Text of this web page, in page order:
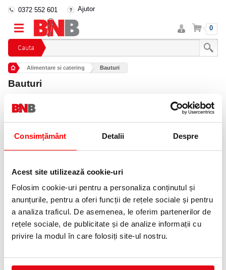
Consimțământ Detalii Despre
Acest site utilizează cookie-uri
Folosim cookie-uri pentru a personaliza conținutul și
anunțurile, pentru a oferi funcții de rețele sociale și pentru
a analiza traficul. De asemenea, le oferim partenerilor de
rețele sociale, de publicitate și de analize informații cu
privire la modul în care folosiți site-ul nostru.
Cauta
0372 552 601 Ajutor
Intra
in
cont
Cos 0
Alimentare si catering Bauturi
Bauturi
Telefon
0372 552 601
Luni - Vineri Sambata - Duminica
Afiseaza preturile:
cu TVA